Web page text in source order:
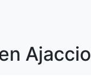
Ajaccio